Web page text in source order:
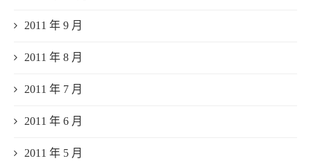
2011 年 9 月
2011 年 8 月
2011 年 7 月
2011 年 6 月
2011 年 5 月